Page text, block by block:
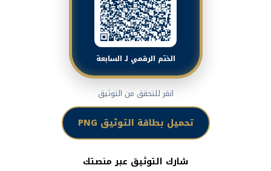
الختم الرقمي لـ السابعة
انقر للتحقق من التوثيق
تحميل بطاقة التوثيق PNG
شارك التوثيق عبر منصتك